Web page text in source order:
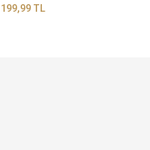
199,99 TL